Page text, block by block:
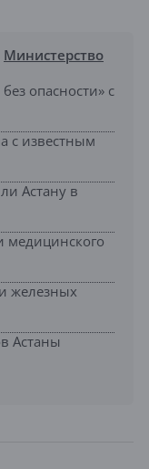
Министерство
опасности» с
с известным
Астану в
медицинского
железных
Астаны